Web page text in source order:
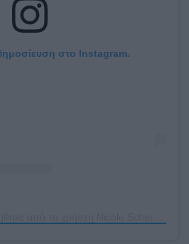
στο Instagram.